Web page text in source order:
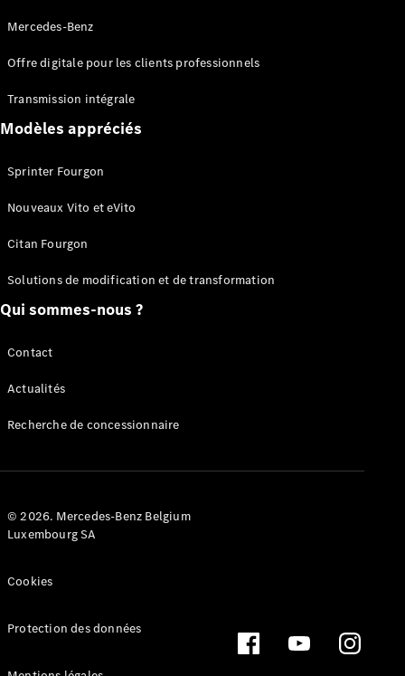
Mercedes-Benz
Offre digitale pour les clients professionnels
Transmission intégrale
Modèles appréciés
Sprinter Fourgon
Nouveaux Vito et eVito
Citan Fourgon
Solutions de modification et de transformation
Qui sommes-nous ?
Contact
Actualités
Recherche de concessionnaire
© 2026. Mercedes-Benz Belgium
Luxembourg SA
Cookies
Protection des données